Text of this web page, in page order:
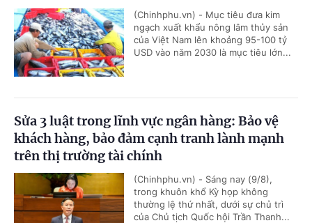
(Chinhphu.vn) - Mục tiêu đưa kim
ngạch xuất khẩu nông lâm thủy sản
của Việt Nam lên khoảng 95-100 tỷ
USD vào năm 2030 là mục tiêu lớn...
Sửa 3 luật trong lĩnh vực ngân hàng: Bảo vệ
khách hàng, bảo đảm cạnh tranh lành mạnh
trên thị trường tài chính
(Chinhphu.vn) - Sáng nay (9/8),
trong khuôn khổ Kỳ họp không
thường lệ thứ nhất, dưới sự chủ trì
của Chủ tịch Quốc hội Trần Thanh...